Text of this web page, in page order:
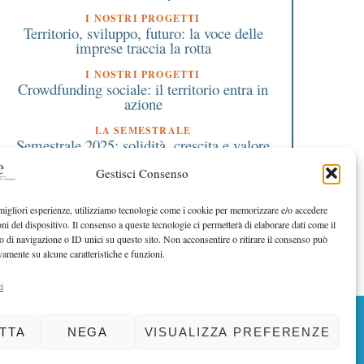
Gestisci Consenso
esperienze, utilizziamo tecnologie come i cookie per memorizzare e/o accedere
del dispositivo. Il consenso a queste tecnologie ci permetterà di elaborare dati come il
di navigazione o ID unici su questo sito. Non acconsentire o ritirare il consenso può
su alcune caratteristiche e funzioni.
NEGA VISUALIZZA PREFERENZE
I NOSTRI PROGETTI
Territorio, sviluppo, futuro: la voce delle
imprese traccia la rotta
I NOSTRI PROGETTI
Crowdfunding sociale: il territorio entra in
azione
LA SEMESTRALE
Semestrale 2025: solidità, crescita e valore
EDITORIALE PRESIDENTE
Il mutuo soccorso che diventa futuro
BACK TO TOP